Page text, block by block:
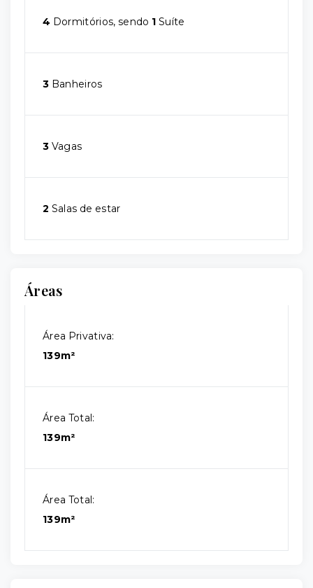
4 Dormitórios, sendo 1 Suíte
3 Banheiros
3 Vagas
2 Salas de estar
Áreas
Área Privativa:
139m²
Área Total:
139m²
Área Total:
139m²